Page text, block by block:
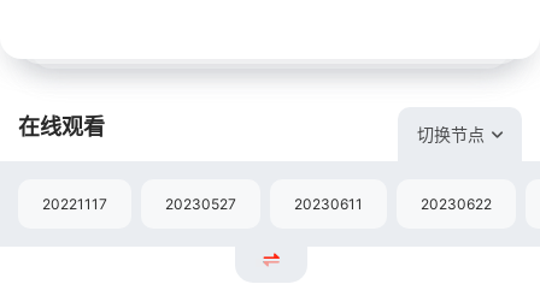
在线观看 切换节点
20221117 20230527 20230611 20230622